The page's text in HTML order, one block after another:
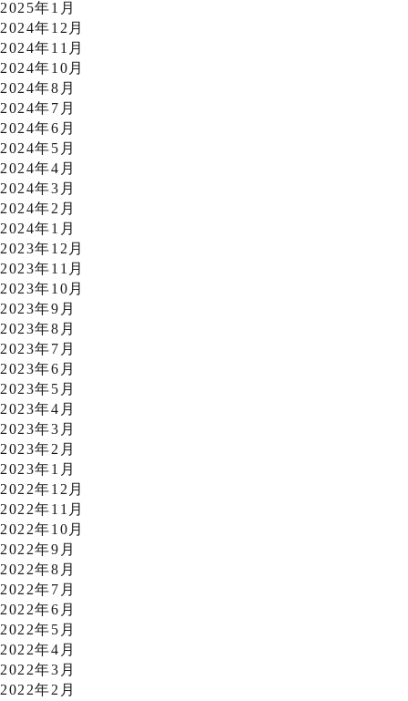
2025年1月
2024年12月
2024年11月
2024年10月
2024年8月
2024年7月
2024年6月
2024年5月
2024年4月
2024年3月
2024年2月
2024年1月
2023年12月
2023年11月
2023年10月
2023年9月
2023年8月
2023年7月
2023年6月
2023年5月
2023年4月
2023年3月
2023年2月
2023年1月
2022年12月
2022年11月
2022年10月
2022年9月
2022年8月
2022年7月
2022年6月
2022年5月
2022年4月
2022年3月
2022年2月